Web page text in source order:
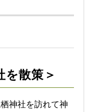
散策＞
神社を訪れて神